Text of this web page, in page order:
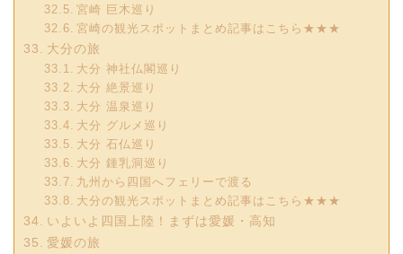
宮崎 巨木巡り
宮崎の観光スポットまとめ記事はこちら★★★
大分の旅
大分 神社仏閣巡り
大分 絶景巡り
大分 温泉巡り
大分 グルメ巡り
大分 石仏巡り
大分 鍾乳洞巡り
九州から四国へフェリーで渡る
大分の観光スポットまとめ記事はこちら★★★
いよいよ四国上陸！まずは愛媛・高知
愛媛の旅